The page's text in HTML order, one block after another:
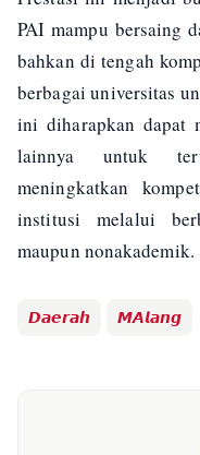
PAI mampu bersaing
bahkan di tengah
berbagai universitas
ini diharapkan dapat
lainnya untuk
meningkatkan
institusi melalui
maupun nonakademik.
𝘿𝙖𝙚𝙧𝙖𝙝 𝙈𝘼𝙡𝙖𝙣𝙜